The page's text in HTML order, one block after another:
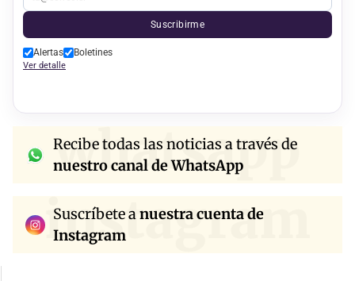
Suscribirme
Alertas Boletines
Ver detalle
whatsapp
Recibe todas las noticias a través de
nuestro canal de WhatsApp
instagram
Suscríbete anuestra cuenta de
Instagram